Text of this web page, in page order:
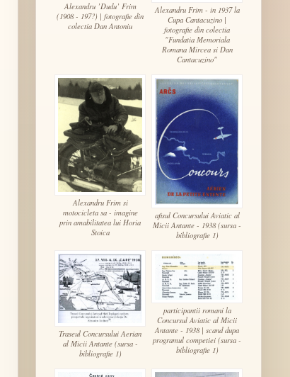
Alexandru ’Dudu’ Frim
(1908 - 197?) | fotografie din
colectia Dan Antoniu
Alexandru Frim - in 1937 la
Cupa Cantacuzino |
fotografie din colectia
"Fundatia Memoriala
Romana Mircea si Dan
Cantacuzino"
Alexandru Frim si
motocicleta sa - imagine
prin amabilitatea lui Horia
Stoica
afisul Concursului Aviatic al
Micii Antante - 1938 (sursa -
bibliografie 1)
Traseul Concursului Aerian
al Micii Antante (sursa -
bibliografie 1)
participantii romani la
Concursul Aviatic al Micii
Antante - 1938 | scand dupa
programul competiei (sursa -
bibliografie 1)